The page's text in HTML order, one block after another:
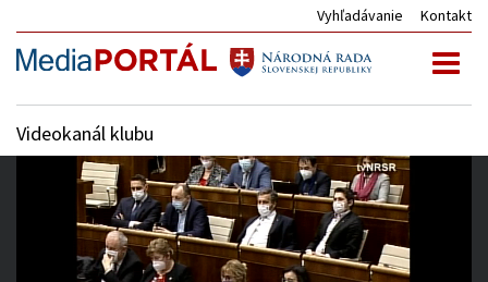
Vyhľadávanie Kontakt
Videokanál klubu